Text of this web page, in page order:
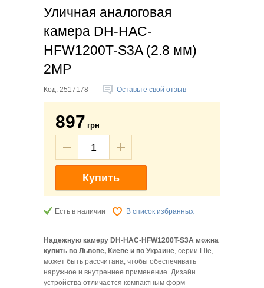
Уличная аналоговая
камера DH-HAC-
HFW1200T-S3A (2.8 мм)
2MP
Код: 2517178 Оставьте свой отзыв
897 грн
Купить
Есть в наличии В список избранных
Надежную камеру DH-HAC-HFW1200T-S3A можна
купить во Львове, Киеве и по Украине, серии Lite,
может быть рассчитана, чтобы обеспечивать
наружное и внутреннее применение. Дизайн
устройства отличается компактным форм-